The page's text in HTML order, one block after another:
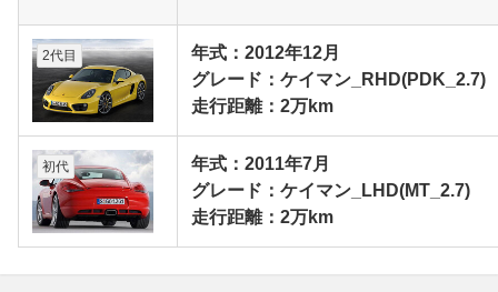
2代目
年式：2012年12月
グレード：ケイマン_RHD(PDK_2.7)
走行距離：2万km
初代
年式：2011年7月
グレード：ケイマン_LHD(MT_2.7)
走行距離：2万km